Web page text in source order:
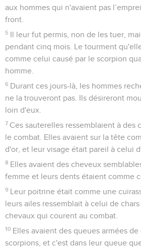
aux hommes qui n'avaient pas
front.
5 Il leur fut permis, non de les tuer,
pendant cinq mois. Le tourment
comme celui causé par le scorpion
homme.
6 Durant ces jours-là, les hommes
ne la trouveront pas. Ils désireront
loin d'eux.
7 Ces sauterelles ressemblaient à des
le combat. Elles avaient sur la tête
d'or, et leur visage était pareil à celui
8 Elles avaient des cheveux
femme et leurs dents étaient comme
9 Leur poitrine était comme une
leurs ailes ressemblait à celui de
chevaux qui courent au combat.
10 Elles avaient des queues armées
scorpions, et c'est dans leur queue